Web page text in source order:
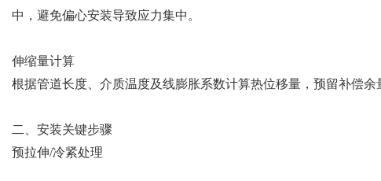
中，避免偏心安装导致应力集中‌。
‌伸缩量计算‌
根据管道长度、介质温度及线膨胀系数计算热位移量，预留补偿余
‌二、安装关键步骤‌
‌预拉伸/冷紧处理‌